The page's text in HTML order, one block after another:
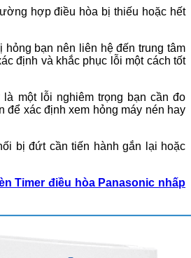
hợp điều hòa bị thiếu hoặc hết
hỏng bạn nên liên hệ đến trung tâm
định và khắc phục lỗi một cách tốt
một lỗi nghiêm trọng bạn cần đo
để xác định xem hỏng máy nén hay
bị đứt cần tiến hành gắn lại hoặc
Timer điều hòa Panasonic nhấp